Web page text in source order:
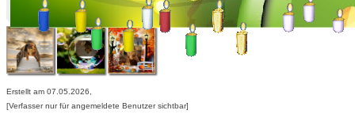
Erstellt am 07.05.2026,
[Verfasser nur für angemeldete Benutzer sichtbar]